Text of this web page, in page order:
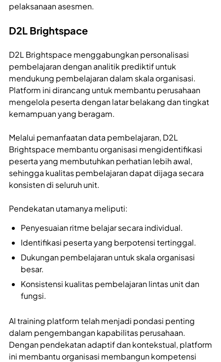
pelaksanaan asesmen.
D2L Brightspace
D2L Brightspace menggabungkan personalisasi
pembelajaran dengan analitik prediktif untuk
mendukung pembelajaran dalam skala organisasi.
Platform ini dirancang untuk membantu perusahaan
mengelola peserta dengan latar belakang dan tingkat
kemampuan yang beragam.
Melalui pemanfaatan data pembelajaran, D2L
Brightspace membantu organisasi mengidentifikasi
peserta yang membutuhkan perhatian lebih awal,
sehingga kualitas pembelajaran dapat dijaga secara
konsisten di seluruh unit.
Pendekatan utamanya meliputi:
Penyesuaian ritme belajar secara individual.
Identifikasi peserta yang berpotensi tertinggal.
Dukungan pembelajaran untuk skala organisasi
besar.
Konsistensi kualitas pembelajaran lintas unit dan
fungsi.
AI training platform telah menjadi pondasi penting
dalam pengembangan kapabilitas perusahaan.
Dengan pendekatan adaptif dan kontekstual, platform
ini membantu organisasi membangun kompetensi